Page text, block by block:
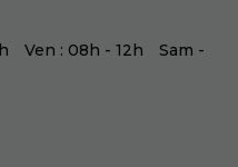
Ven : 08h - 12h
Sam -